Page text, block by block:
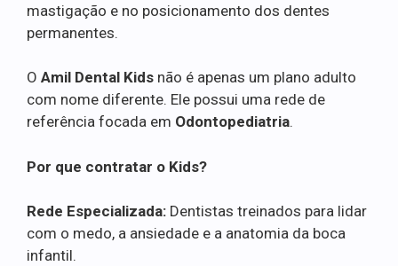
mastigação e no posicionamento dos dentes
permanentes.
O Amil Dental Kids não é apenas um plano adulto
com nome diferente. Ele possui uma rede de
referência focada em Odontopediatria.
Por que contratar o Kids?
Rede Especializada: Dentistas treinados para lidar
com o medo, a ansiedade e a anatomia da boca
infantil.